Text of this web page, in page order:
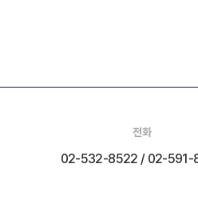
전화
02-532-8522 / 02-591-